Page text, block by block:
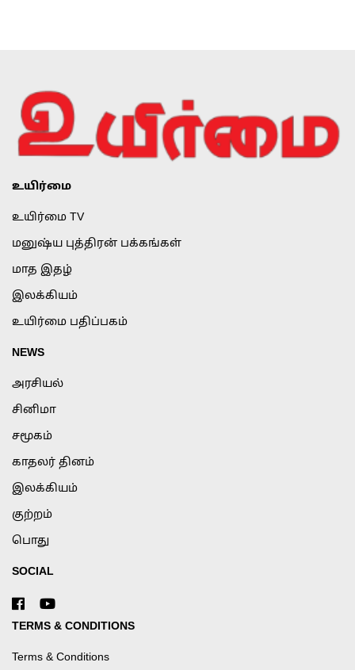
உயிர்மை
உயிர்மை TV
மனுஷ்ய புத்திரன் பக்கங்கள்
மாத இதழ்
இலக்கியம்
உயிர்மை பதிப்பகம்
NEWS
அரசியல்
சினிமா
சமூகம்
காதலர் தினம்
இலக்கியம்
குற்றம்
பொது
SOCIAL
TERMS & CONDITIONS
Terms & Conditions